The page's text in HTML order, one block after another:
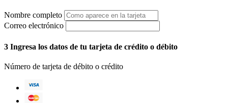
Nombre completo
Correo electrónico
3 Ingresa los datos de tu tarjeta de crédito o débito
Número de tarjeta de débito o crédito